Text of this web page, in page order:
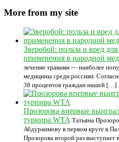
More from my site
Зверобой: польза и вред
применения в народной
лечение травами — наиболее
медицины среди россиян.
38 процентов граждан нашей […]
Прозорова впервые
турнира WTA Татьяна
Абдураимову в первом круге в
Прозорова второй раз